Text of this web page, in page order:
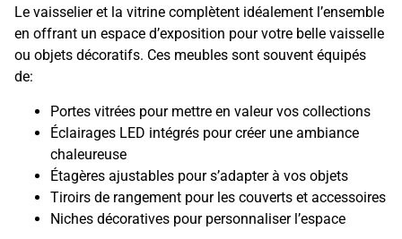
Le vaisselier et la vitrine complètent idéalement l’ensemble
en offrant un espace d’exposition pour votre belle vaisselle
ou objets décoratifs. Ces meubles sont souvent équipés
de:
Portes vitrées pour mettre en valeur vos collections
Éclairages LED intégrés pour créer une ambiance
chaleureuse
Étagères ajustables pour s’adapter à vos objets
Tiroirs de rangement pour les couverts et accessoires
Niches décoratives pour personnaliser l’espace